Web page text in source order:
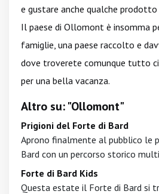
e gustare anche qualche
Il paese di Ollomont è insomma
famiglie, una paese raccolto e
dove troverete comunque tutto
per una bella vacanza.
Altro su: "Ollomont"
Prigioni del Forte di Bard
Aprono finalmente al pubblico le
Bard con un percorso storico
Forte di Bard Kids
Questa estate il Forte di Bard si